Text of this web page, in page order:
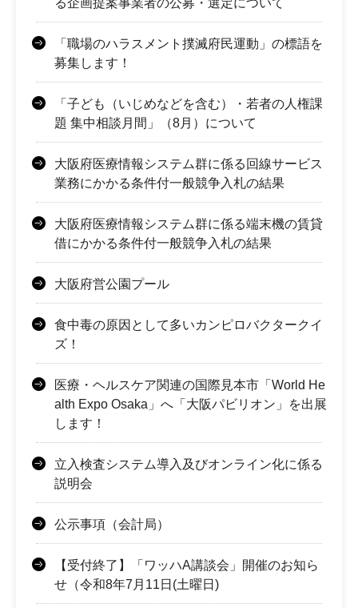
る企画提案事業者の公募・選定について
「職場のハラスメント撲滅府民運動」の標語を
募集します！
「子ども（いじめなどを含む）・若者の人権課
題 集中相談月間」（8月）について
大阪府医療情報システム群に係る回線サービス
業務にかかる条件付一般競争入札の結果
大阪府医療情報システム群に係る端末機の賃貸
借にかかる条件付一般競争入札の結果
大阪府営公園プール
食中毒の原因として多いカンピロバクタークイ
ズ！
医療・ヘルスケア関連の国際見本市「World He
alth Expo Osaka」へ「大阪パビリオン」を出展
します！
立入検査システム導入及びオンライン化に係る
説明会
公示事項（会計局）
【受付終了】「ワッハA講談会」開催のお知ら
せ（令和8年7月11日(土曜日)